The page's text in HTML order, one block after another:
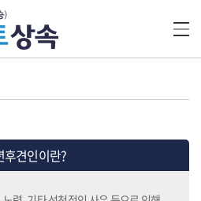
후견인이란?